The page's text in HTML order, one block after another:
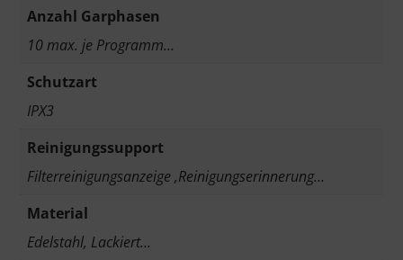
Anzahl Garphasen
10 max. je Programm…
Schutzart
IPX3
Reinigungssupport
Filterreinigungsanzeige ,Reinigungserinnerung…
Material
Edelstahl, Lackiert…